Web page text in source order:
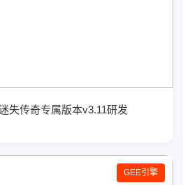
失传奇专属版本v3.11研发
GEE引擎